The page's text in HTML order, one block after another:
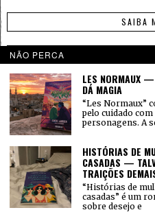
SAIBA
NÃO PERCA
LES NORMAUX —
DÁ MAGIA
“Les Normaux”
pelo cuidado com
personagens. A
HISTÓRIAS DE
CASADAS —
TRAIÇÕES
“Histórias de
casadas” é um
sobre desejo e